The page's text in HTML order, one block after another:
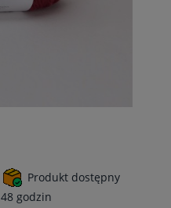
Produkt dostępny
48 godzin